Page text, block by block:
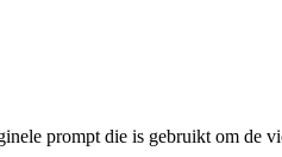
prompt die is gebruikt om de